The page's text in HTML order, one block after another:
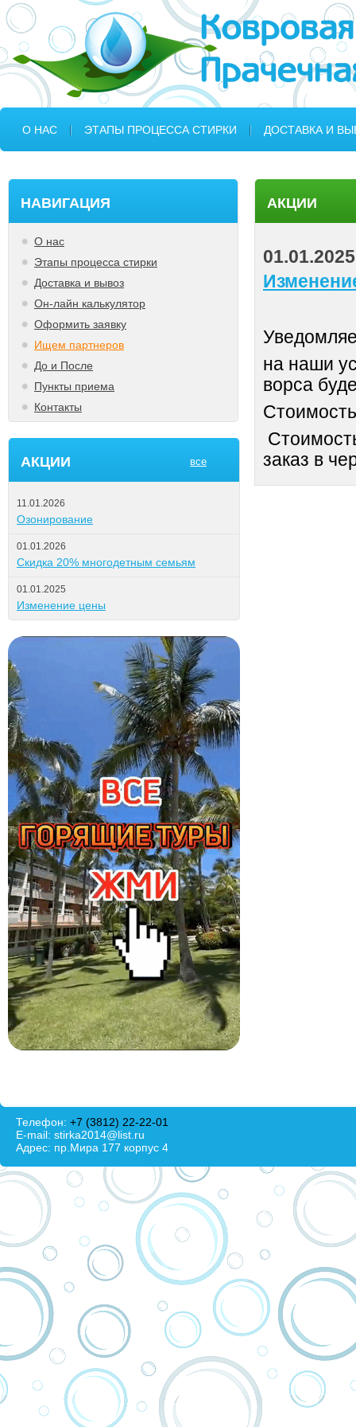
О НАС ЭТАПЫ ПРОЦЕССА СТИРКИ ДОСТАВКА И
НАВИГАЦИЯ
О нас
Этапы процесса стирки
Доставка и вывоз
Он-лайн калькулятор
Оформить заявку
Ищем партнеров
До и После
Пункты приема
Контакты
АКЦИИ все
11.01.2026
Озонирование
01.01.2026
Скидка 20% многодетным семьям
01.01.2025
Изменение цены
АКЦИИ
01.01.2025
на наши
ворса
заказ в
Телефон: +7 (3812) 22-22-01
E-mail: stirka2014@list.ru
Адрес: пр.Мира 177 корпус 4